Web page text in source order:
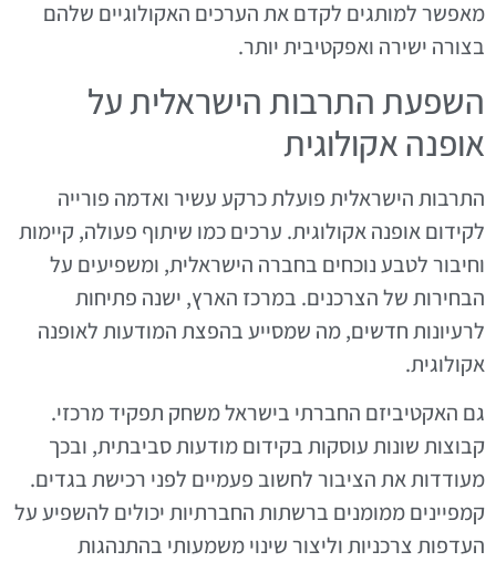
מאפשר למותגים לקדם את הערכים האקולוגיים שלהם
בצורה ישירה ואפקטיבית יותר.
השפעת התרבות הישראלית על
אופנה אקולוגית
התרבות הישראלית פועלת כרקע עשיר ואדמה פורייה
לקידום אופנה אקולוגית. ערכים כמו שיתוף פעולה, קיימות
וחיבור לטבע נוכחים בחברה הישראלית, ומשפיעים על
הבחירות של הצרכנים. במרכז הארץ, ישנה פתיחות
לרעיונות חדשים, מה שמסייע בהפצת המודעות לאופנה
אקולוגית.
גם האקטיביזם החברתי בישראל משחק תפקיד מרכזי.
קבוצות שונות עוסקות בקידום מודעות סביבתית, ובכך
מעודדות את הציבור לחשוב פעמיים לפני רכישת בגדים.
קמפיינים ממומנים ברשתות החברתיות יכולים להשפיע על
העדפות צרכניות וליצור שינוי משמעותי בהתנהגות